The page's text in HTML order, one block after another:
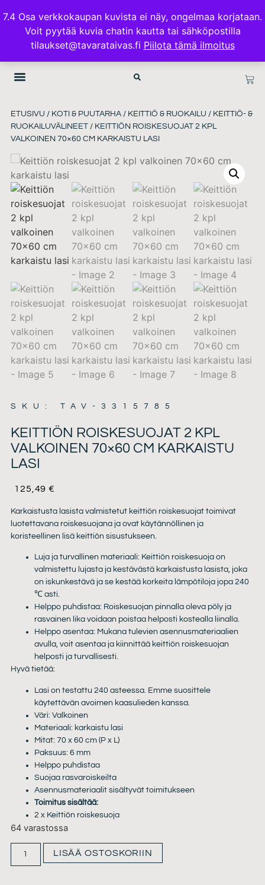
7.4 Osa verkkokaupan kuvista ei näy, ongelmaa korjataan.
Voit pyytää kuvia chatin kautta tai sähköpostilla
tilaukset@tavarataivas.fi Piilota tämä ilmoitus
ILMAINEN TOIMITUS 100€ TILAUKSISSA
TAVARATAIVAS.FI
ETUSIVU / KOTI & PUUTARHA/ KEITTIÖ & RUOKAILU / KEITTIÖ- &
RUOKAILUVÄLINEET/ KEITTIÖN ROISKESUOJAT 2 KPL
VALKOINEN 70×60 CM KARKAISTU LASI
SKU: TAV-3315785
KEITTIÖN ROISKESUOJAT 2 KPL
VALKOINEN 70×60 CM KARKAISTU
LASI
125,49€
Karkaistusta lasista valmistetut keittiön roiskesuojat toimivat
luotettavana roiskesuojana ja ovat käytännöllinen ja
koristeellinen lisä keittiön sisustukseen.
Luja ja turvallinen materiaali: Keittiön roiskesuoja on
valmistettu lujasta ja kestävästä karkaistusta lasista, joka
on iskunkestävä ja se kestää korkeita lämpötiloja jopa 240
℃ asti.
Helppo puhdistaa: Roiskesuojan pinnalla oleva pöly ja
rasvainen lika voidaan poistaa helposti kostealla liinalla.
Helppo asentaa: Mukana tulevien asennusmateriaalien
avulla, voit asentaa ja kiinnittää keittiön roiskesuojan
helposti ja turvallisesti.
Hyvä tietää:
Lasi on testattu 240 asteessa. Emme suosittele
käytettävän avoimen kaasulieden kanssa.
Väri: Valkoinen
Materiaali: karkaistu lasi
Mitat: 70 x 60 cm (P x L)
Paksuus: 6 mm
Helppo puhdistaa
Suojaa rasvaroiskeilta
Asennusmateriaalit sisältyvät toimitukseen
Toimitus sisältää:
2 x Keittiön roiskesuoja
64 varastossa
LISÄÄ OSTOSKORIIN